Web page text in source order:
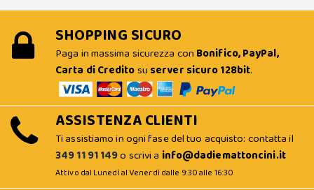
SHOPPING SICURO
Paga in massima sicurezza con Bonifico, PayPal,
Carta di Creditosu server sicuro 128bit.
ASSISTENZA CLIENTI
Ti assistiamo in ogni fase del tuo acquisto: contatta il
349 11 91 149o scrivi a info@dadiemattoncini.it
Attivo dal Lunedì al Venerdì dalle 9:30 alle 16:30